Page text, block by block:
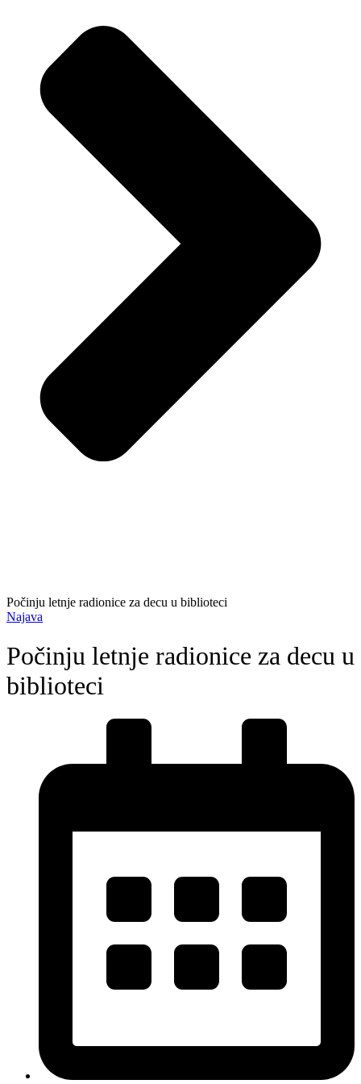
Počinju letnje radionice za decu u biblioteci
Najava
Počinju letnje radionice za decu u
biblioteci